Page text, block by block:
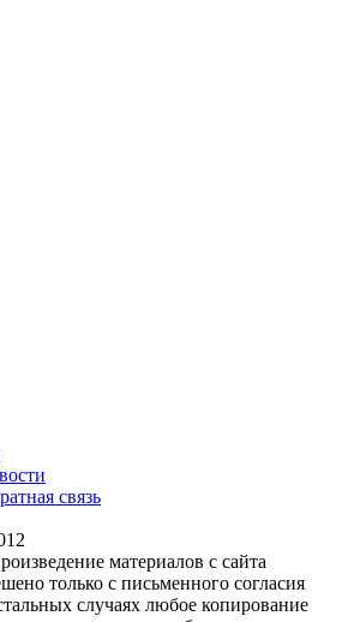
связь
материалов с сайта
только с письменного согласия
случаях любое копирование